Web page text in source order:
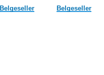
Belgeseller Belgeseller